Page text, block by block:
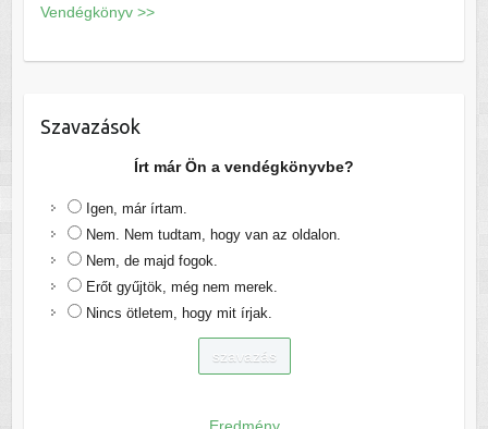
Vendégkönyv >>
Szavazások
Írt már Ön a vendégkönyvbe?
Igen, már írtam.
Nem. Nem tudtam, hogy van az oldalon.
Nem, de majd fogok.
Erőt gyűjtök, még nem merek.
Nincs ötletem, hogy mit írjak.